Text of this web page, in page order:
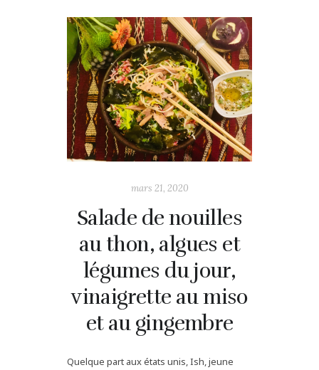
mars 21, 2020
Salade de nouilles
au thon, algues et
légumes du jour,
vinaigrette au miso
et au gingembre
Quelque part aux états unis, Ish, jeune